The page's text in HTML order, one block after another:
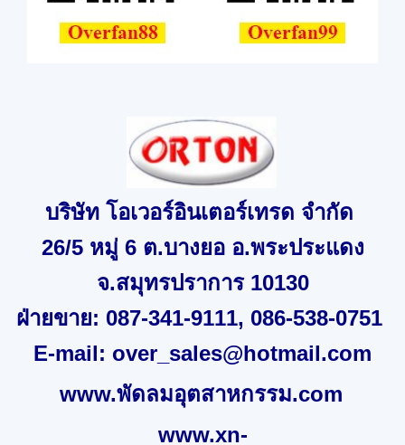
บริษัท โอเวอร์อินเตอร์เทรด จำกัด
26/5 หมู่ 6 ต.บางยอ อ.พระประแดง
จ.สมุทรปราการ 10130
ฝ่ายขาย: 087-341-9111, 086-538-0751
E-mail: over_sales@hotmail.com
www.พัดลมอุตสาหกรรม.com
www.xn-